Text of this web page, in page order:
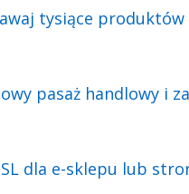
tysiące produktów
pasaż handlowy i
dla e-sklepu lub